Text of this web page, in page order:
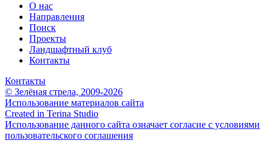
О нас
Направления
Поиск
Проекты
Ландшафтный клуб
Контакты
Контакты
© Зелёная стрела, 2009-2026
Использование материалов сайта
Created in Terina Studio
Использование данного сайта означает согласие с условиями
пользовательского соглашения